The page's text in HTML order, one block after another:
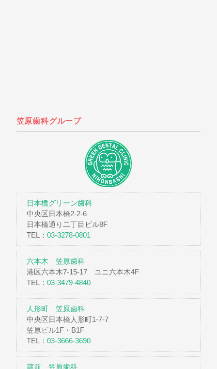
笠原歯科グループ
日本橋グリーン歯科
中央区日本橋2-2-6
日本橋通り二丁目ビル8F
TEL： 03-3278-0801
六本木 笠原歯科
港区六本木7-15-17 ユニ六本木4F
TEL： 03-3479-4840
人形町 笠原歯科
中央区日本橋人形町1-7-7
笠原ビル1F・B1F
TEL： 03-3666-3690
蔵前 笠原歯科